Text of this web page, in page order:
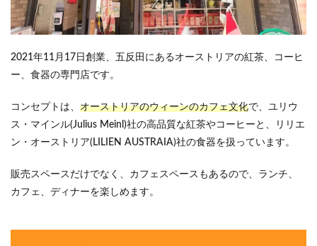
2021年11月17日創業、五反田にあるオーストリアの紅茶、コーヒ
ー、食器の専門店です。
コンセプトは、 オーストリアのウィーンのカフェ文化で、ユリウ
ス・マインル(Julius Meinl)社の高品質な紅茶やコーヒーと、リリエ
ン・オーストリア(LILIEN AUSTRAIA)社の食器を扱っています。
販売スペースだけでなく、カフェスペースもあるので、ランチ、
カフェ、ディナーを楽しめます。